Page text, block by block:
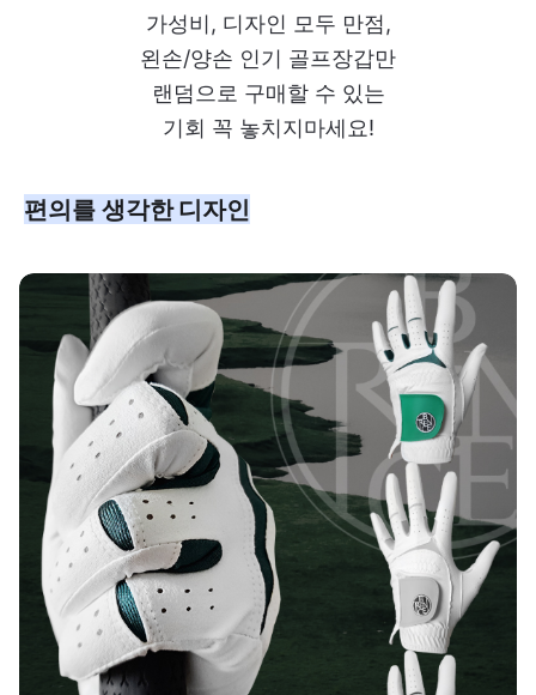
가성비, 디자인 모두 만점,
왼손/양손 인기 골프장갑만
랜덤으로 구매할 수 있는
기회 꼭 놓치지마세요!
편의를 생각한 디자인